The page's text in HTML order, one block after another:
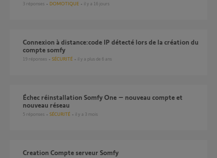
3 réponses DOMOTIQUE il y a 16 jours
connexion à distance:code IP détecté lors de la création du
compte somfy
19 réponses SÉCURITÉ il y a plus de 6 ans
Échec réinstallation Somfy One – nouveau compte et
nouveau réseau
5 réponses SÉCURITÉ il y a 3 mois
creation Compte serveur Somfy